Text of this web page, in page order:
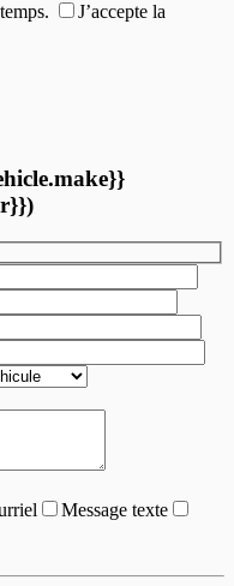
J’accepte la
Message texte